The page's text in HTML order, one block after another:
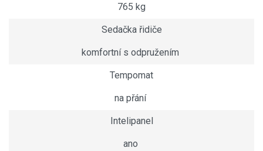
765 kg
Sedačka řidiče
komfortní s odpružením
Tempomat
na přání
Intelipanel
ano